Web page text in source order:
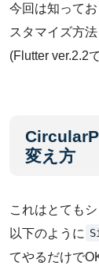
今回は知って
スタマイズ方
(Flutter ver.2.2
変え方
これはとてもシ
以下のように
てやるだけで